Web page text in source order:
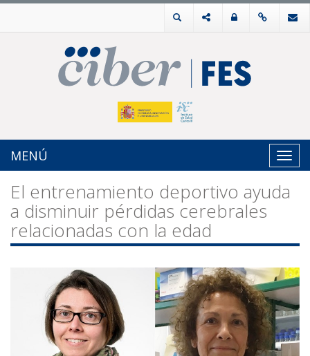
MENÚ
El entrenamiento deportivo ayuda
a disminuir pérdidas cerebrales
relacionadas con la edad